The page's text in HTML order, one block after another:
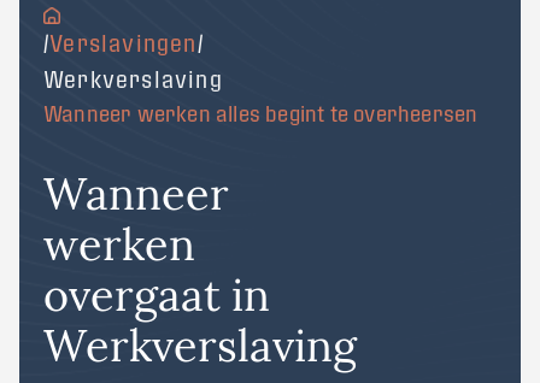
Wanneer werken alles begint te overheersen
/Verslavingen/
Werkverslaving
Wanneer
werken
overgaat in
Werkverslaving